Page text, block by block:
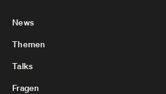
News
Themen
Talks
Fragen